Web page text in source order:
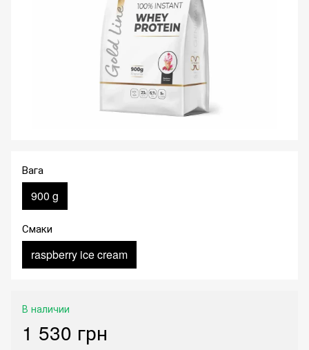
Вага
900 g
Смаки
raspberry ice cream
В наличии
1 530 грн